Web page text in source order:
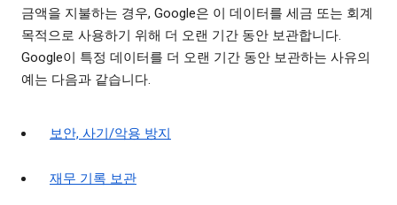
금액을 지불하는 경우, Google은 이 데이터를 세금 또는 회계
목적으로 사용하기 위해 더 오랜 기간 동안 보관합니다.
Google이 특정 데이터를 더 오랜 기간 동안 보관하는 사유의
예는 다음과 같습니다.
보안, 사기/악용 방지
재무 기록 보관